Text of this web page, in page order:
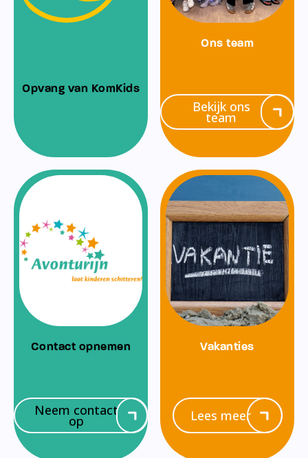
Opvang van KomKids
Ons team
Bekijk ons
team
Contact opnemen
Neem contact
op
Vakanties
Lees meer